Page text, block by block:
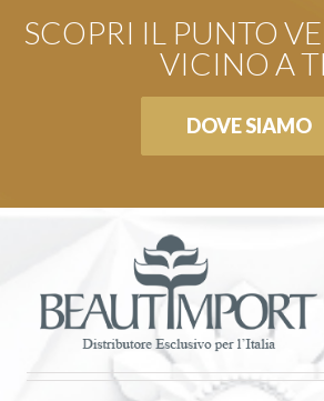
SCOPRI IL PUNTO
VICINO A
DOVE SIAMO